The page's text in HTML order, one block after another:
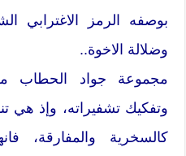
بوصفه الرمز الاغترابي
وضلالة الاخوة..
مجموعة جواد الحطاب
وتفكيك تشفيراته، وإذ هي
كالسخرية والمفارقة،